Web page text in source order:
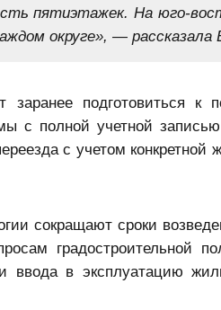
пятиэтажек. На юго-
округе», — рассказала
заранее подготовиться к
с полной учетной записью
с учетом конкретной
сокращают сроки
градостроительной
в эксплуатацию